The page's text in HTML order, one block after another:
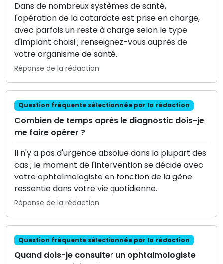
Dans de nombreux systèmes de santé,
l'opération de la cataracte est prise en charge,
avec parfois un reste à charge selon le type
d'implant choisi ; renseignez-vous auprès de
votre organisme de santé.
Réponse de la rédaction
Question fréquente sélectionnée par la rédaction
Combien de temps après le diagnostic dois-je
me faire opérer ?
Il n'y a pas d'urgence absolue dans la plupart des
cas ; le moment de l'intervention se décide avec
votre ophtalmologiste en fonction de la gêne
ressentie dans votre vie quotidienne.
Réponse de la rédaction
Question fréquente sélectionnée par la rédaction
Quand dois-je consulter un ophtalmologiste